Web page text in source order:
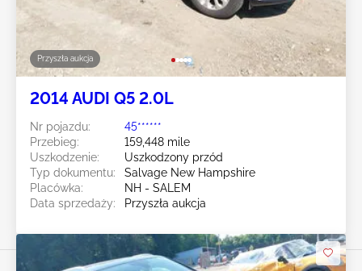
Przyszła aukcja
2014 AUDI Q5 2.0L
Nr pojazdu:
45******
Przebieg:
159,448 mile
Uszkodzenie:
Uszkodzony przód
Typ dokumentu:
Salvage New Hampshire
Placówka:
NH - SALEM
Data sprzedaży:
Przyszła aukcja